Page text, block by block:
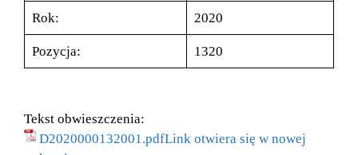
Rok: 2020
Pozycja: 1320
Tekst obwieszczenia:
D2020000132001.pdfLink otwiera się w nowej